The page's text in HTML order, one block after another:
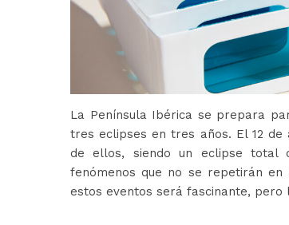
La Península Ibérica se prepara
tres eclipses en tres años. El 12
de ellos, siendo un eclipse total
fenómenos que no se repetirán
estos eventos será fascinante, pero